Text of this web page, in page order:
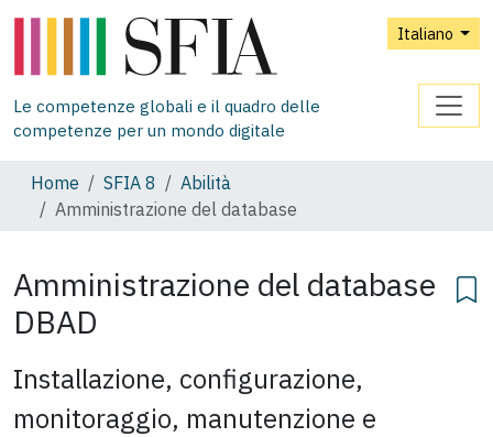
Italiano
Le competenze globali e il quadro delle
competenze per un mondo digitale
Home SFIA 8
Abilità
Amministrazione del database
Amministrazione del database
DBAD
Installazione, configurazione,
monitoraggio, manutenzione e